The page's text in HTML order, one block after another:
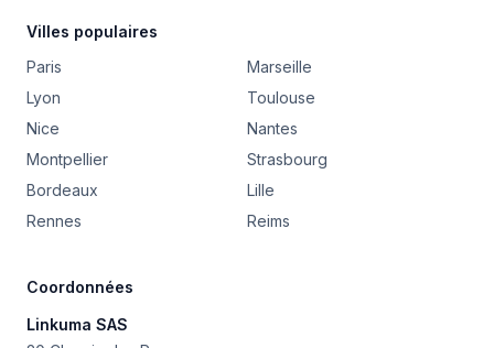
Villes populaires
Paris
Marseille
Lyon
Toulouse
Nice
Nantes
Montpellier
Strasbourg
Bordeaux
Lille
Rennes
Reims
Coordonnées
Linkuma SAS